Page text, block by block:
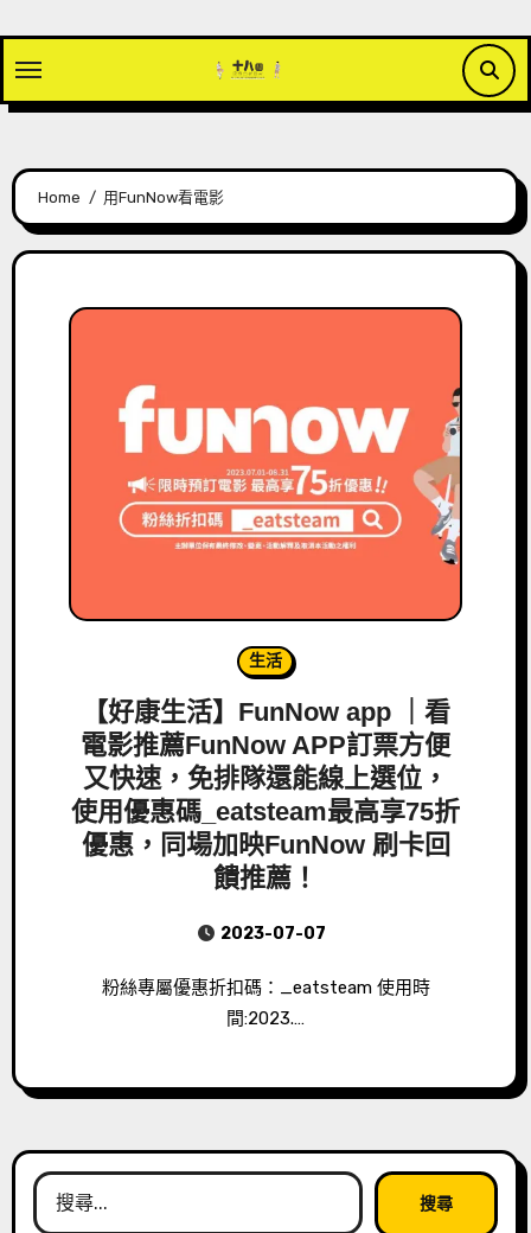
content
Home 用FunNow看電影
生活
【好康生活】FunNow app ｜看
電影推薦FunNow APP訂票方便
又快速，免排隊還能線上選位，
使用優惠碼_eatsteam最高享75折
優惠，同場加映FunNow 刷卡回
饋推薦！
2023-07-07
粉絲專屬優惠折扣碼：_eatsteam 使用時
間:2023.…
搜
尋